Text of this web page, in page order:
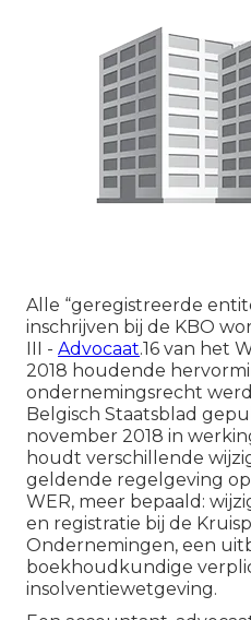
Alle “geregistreerde
inschrijven bij de KBO
III - Advocaat.16 van het
2018 houdende
ondernemingsrecht
Belgisch Staatsblad
november 2018 in
houdt verschillende
geldende regelgeving
WER, meer bepaald:
en registratie bij de
Ondernemingen, een
boekhoudkundige
insolventiewetgeving.